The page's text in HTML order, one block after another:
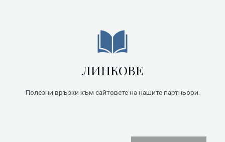
ЛИНКОВЕ
Полезни връзки към сайтовете на нашите партньори.